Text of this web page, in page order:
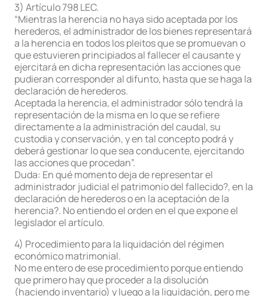
3) Artículo 798 LEC.
“Mientras la herencia no haya sido aceptada por los
herederos, el administrador de los bienes representará
a la herencia en todos los pleitos que se promuevan o
que estuvieren principiados al fallecer el causante y
ejercitará en dicha representación las acciones que
pudieran corresponder al difunto, hasta que se haga la
declaración de herederos.
Aceptada la herencia, el administrador sólo tendrá la
representación de la misma en lo que se refiere
directamente a la administración del caudal, su
custodia y conservación, y en tal concepto podrá y
deberá gestionar lo que sea conducente, ejercitando
las acciones que procedan”.
Duda: En qué momento deja de representar el
administrador judicial el patrimonio del fallecido?, en la
declaración de herederos o en la aceptación de la
herencia?. No entiendo el orden en el que expone el
legislador el artículo.
4) Procedimiento para la liquidación del régimen
económico matrimonial.
No me entero de ese procedimiento porque entiendo
que primero hay que proceder a la disolución
(haciendo inventario) y luego a la liquidación, pero me